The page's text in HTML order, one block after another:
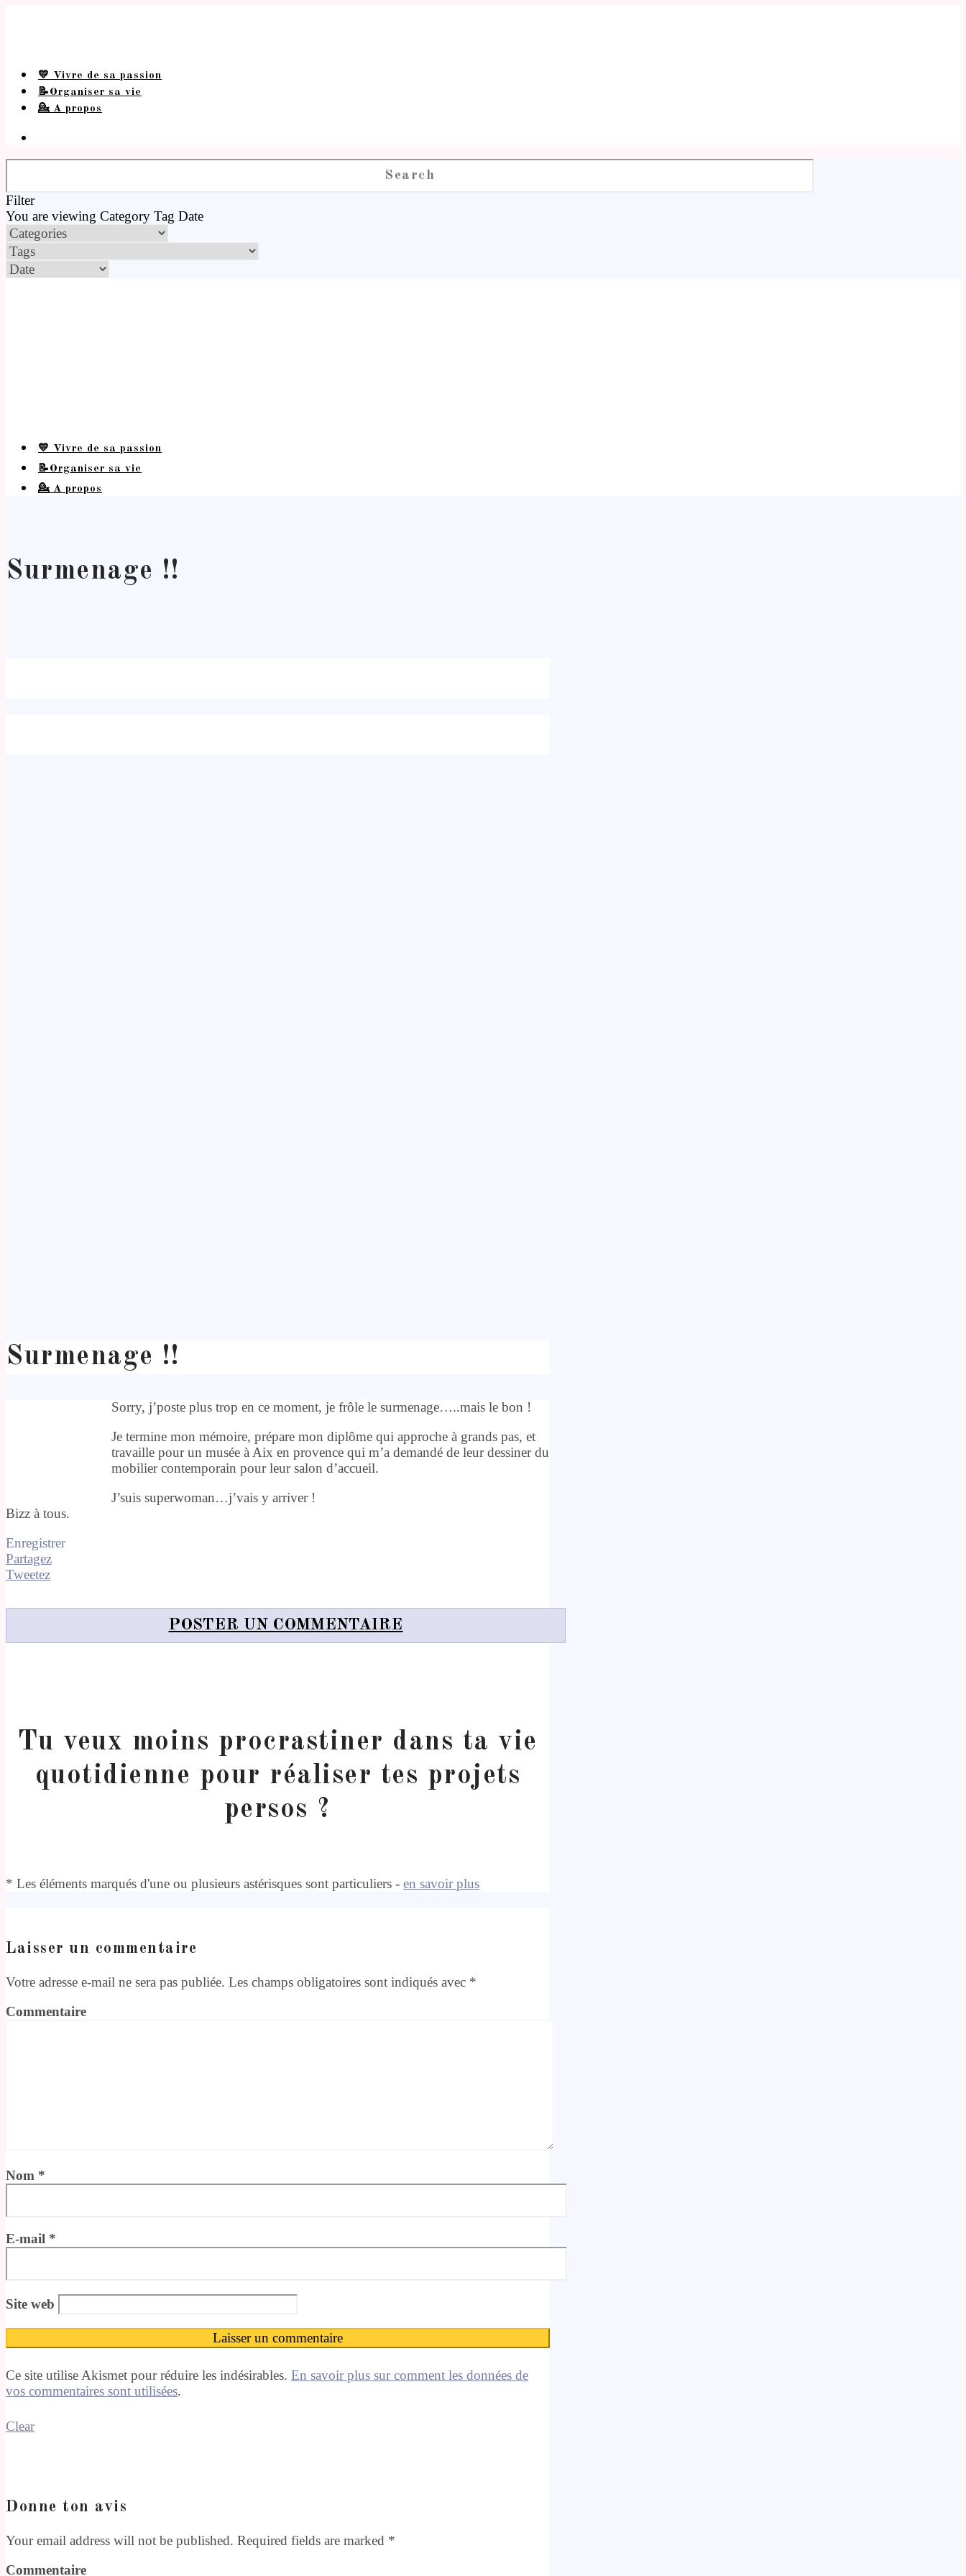
💛 Vivre de sa passion
📝Organiser sa vie
💁 A propos
Filter
You are viewing Category Tag Date
💛 Vivre de sa passion
📝Organiser sa vie
💁 A propos
Surmenage !!
Surmenage !!
Sorry, j’poste plus trop en ce moment, je frôle le surmenage…..mais le bon !
Je termine mon mémoire, prépare mon diplôme qui approche à grands pas, et
travaille pour un musée à Aix en provence qui m’a demandé de leur dessiner du
mobilier contemporain pour leur salon d’accueil.
J’suis superwoman…j’vais y arriver !
Bizz à tous.
Enregistrer
Partagez
Tweetez
POSTER UN COMMENTAIRE
Tu veux moins procrastiner dans ta vie
quotidienne pour réaliser tes projets
persos ?
* Les éléments marqués d'une ou plusieurs astérisques sont particuliers - en savoir plus
Laisser un commentaire
Votre adresse e-mail ne sera pas publiée. Les champs obligatoires sont indiqués avec *
Commentaire
Nom *
E-mail *
Site web
Ce site utilise Akismet pour réduire les indésirables. En savoir plus sur comment les données de
vos commentaires sont utilisées.
Clear
Donne ton avis
Your email address will not be published. Required fields are marked *
Commentaire